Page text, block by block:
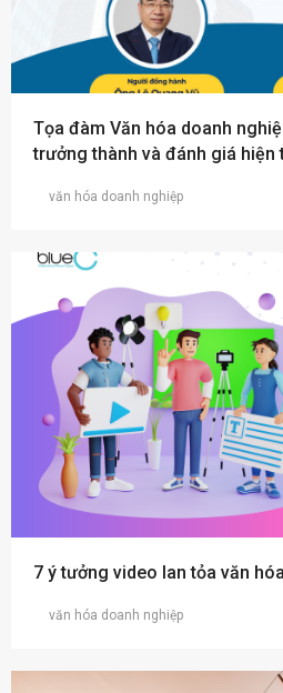
Tọa đàm Văn hóa doanh
trưởng thành và đánh giá hiện
văn hóa doanh nghiệp
7 ý tưởng video lan tỏa văn
văn hóa doanh nghiệp